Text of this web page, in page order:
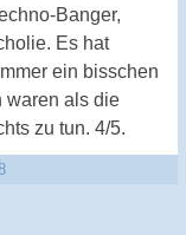
Banger,
Es hat
ein bisschen
waren als die
zu tun. 4/5.